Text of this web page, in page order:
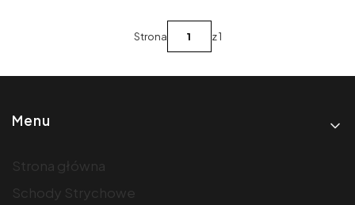
Strona z 1
Linki w stopce
Menu
Strona główna
Schody Strychowe